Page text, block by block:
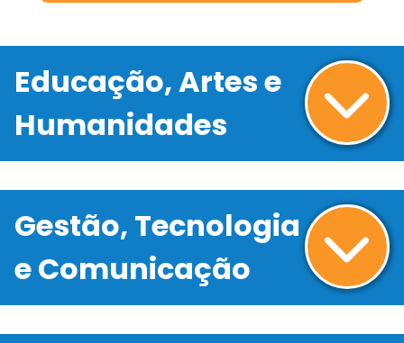
Educação, Artes e
Humanidades
Gestão, Tecnologia
e Comunicação